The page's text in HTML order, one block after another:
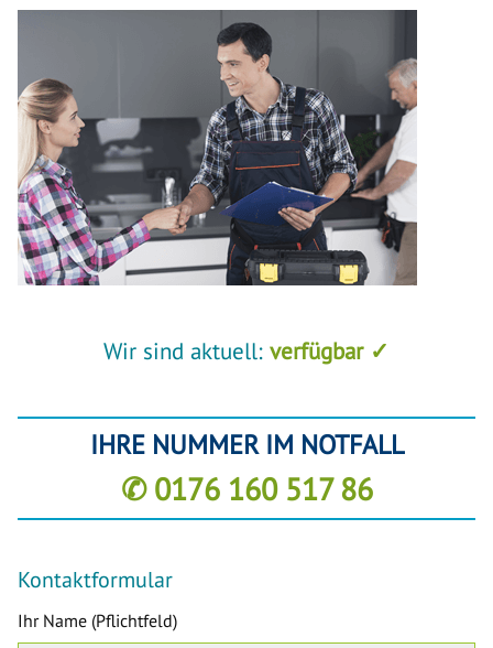
Wir sind aktuell: verfügbar ✓
IHRE NUMMER IM NOTFALL
✆ 0176 160 517 86
Kontaktformular
Ihr Name (Pflichtfeld)